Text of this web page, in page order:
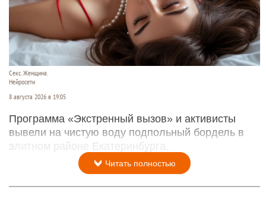
Секс. Женщина.
Нейросети
8 августа 2026 в 19:05
Программа «Экстренный вызов» и активисты
вывели на чистую воду подпольный бордель в
элитном районе Екатеринбурга.
Читать полностью